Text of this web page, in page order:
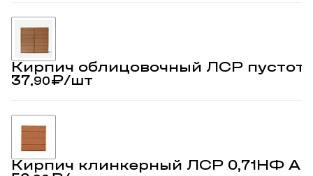
Кирпич облицовочный ЛСР
37,90₽/шт
Кирпич клинкерный ЛСР 0,71НФ